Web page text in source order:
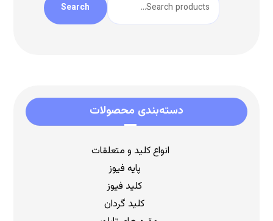
Search
دسته‌بندی محصولات
انواع کلید و متعلقات
پایه فیوز
کلید فیوز
کلید گردان